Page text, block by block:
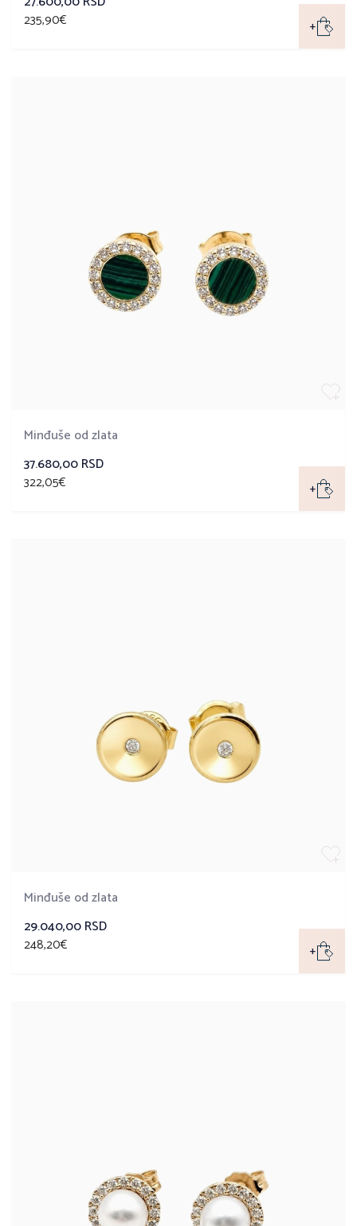
235,90€ +
Minđuše od zlata
37.680,00 RSD
322,05€ +
Minđuše od zlata
29.040,00 RSD
248,20€ +